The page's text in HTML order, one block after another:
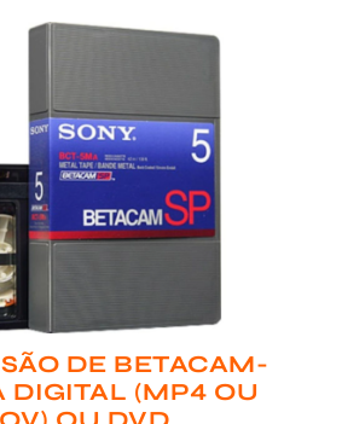
DE BETACAM-
DIGITAL (MP4 OU